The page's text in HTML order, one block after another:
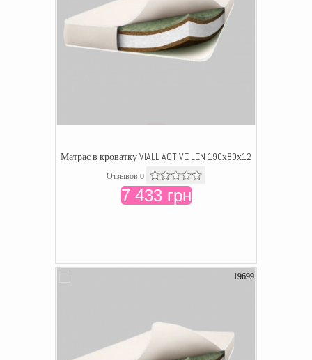
Матрас в кроватку VIALL ACTIVE LEN 190х80х12
Отзывов 0
7 433 грн
19699